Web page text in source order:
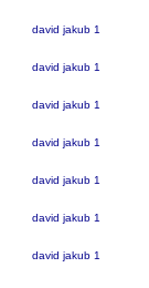
david jakub 1
david jakub 1
david jakub 1
david jakub 1
david jakub 1
david jakub 1
david jakub 1